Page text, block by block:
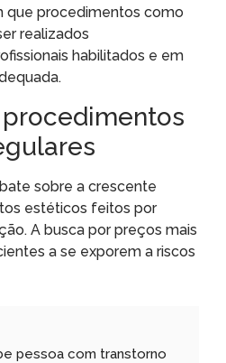
que procedimentos como
realizados
habilitados e em
sobre a crescente
estéticos feitos por
A busca por preços mais
a se exporem a riscos
pessoa com transtorno